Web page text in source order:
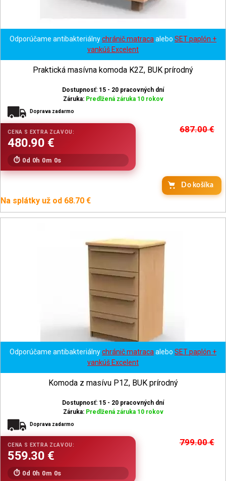
Odporúčame antibakteriálnychránič matraca alebo SET paplón +
vankúš Excelent
Praktická masívna komoda K2Z, BUK prírodný
Dostupnosť: 15 - 20 pracovných dní
Záruka: Predlžená záruka 10 rokov
Doprava zadarmo
687.00€
0d 0h 0m 0s
Na splátky už od 68.70 €
Odporúčame antibakteriálnychránič matraca alebo SET paplón +
vankúš Excelent
Komoda z masívu P1Z, BUK prírodný
Dostupnosť: 15 - 20 pracovných dní
Záruka: Predlžená záruka 10 rokov
Doprava zadarmo
799.00€
0d 0h 0m 0s